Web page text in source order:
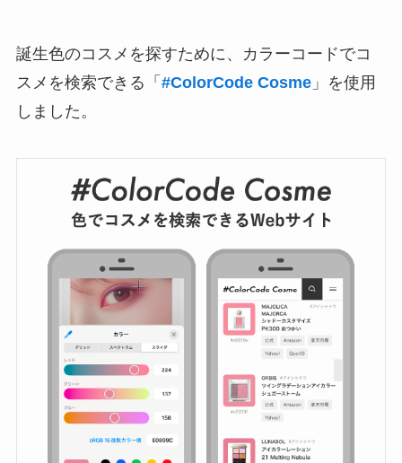
誕生色のコスメを探すために、カラーコードでコ
スメを検索できる「 #ColorCode Cosme」を使用
しました。